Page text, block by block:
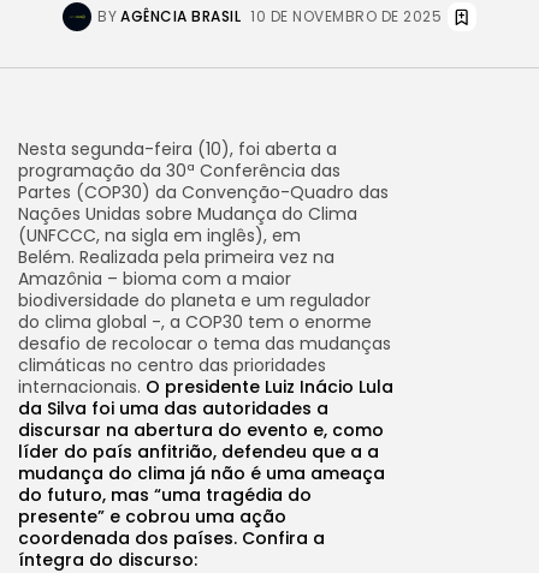
BYAGÊNCIA BRASIL 10 DE NOVEMBRO DE 2025
Nesta segunda-feira (10), foi aberta a
programação da 30ª Conferência das
Partes (COP30) da Convenção-Quadro das
Nações Unidas sobre Mudança do Clima
(UNFCCC, na sigla em inglês), em
Belém. Realizada pela primeira vez na
Amazônia – bioma com a maior
biodiversidade do planeta e um regulador
do clima global -, a COP30 tem o enorme
desafio de recolocar o tema das mudanças
climáticas no centro das prioridades
internacionais. O presidente Luiz Inácio Lula
da Silva foi uma das autoridades a
discursar na abertura do evento e, como
líder do país anfitrião, defendeu que a a
mudança do clima já não é uma ameaça
do futuro, mas “uma tragédia do
presente” e cobrou uma ação
coordenada dos países. Confira a
íntegra do discurso: